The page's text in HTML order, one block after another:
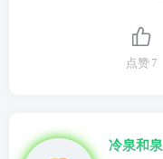
点赞 7
冷泉和泉